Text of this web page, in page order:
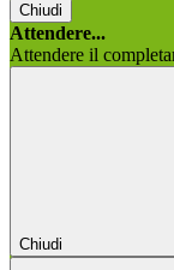
Chiudi
Attendere...
Attendere il
Chiudi